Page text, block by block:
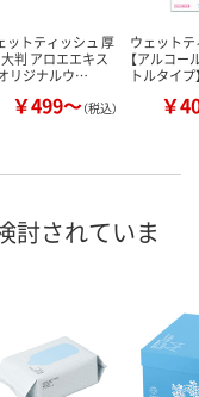
ットティッシュ 厚
大判 アロエエキス
リジナルウ…
￥499～（税込）
ウェット
【アルコー
トルタイ
￥
討されていま